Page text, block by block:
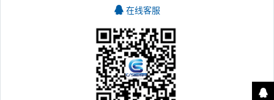
在线客服